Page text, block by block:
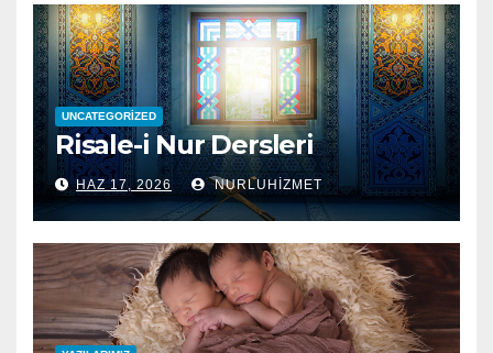
UNCATEGORIZED
Risale-i Nur Dersleri
HAZ 17, 2026 NURLUHIZMET